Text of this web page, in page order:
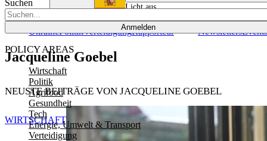
Suchen
Anmelden
POLICY AREAS
Wirtschaft
Politik
Agrifood
Gesundheit
Tech
Energie, Umwelt & Transport
Verteidigung
UkrainePolitikVerteidigungRapporteur NewslettersEvents
Licht aus
Jacqueline Goebel
NEUSTE BEITRÄGE VON JACQUELINE GOEBEL
WIRTSCHAFT